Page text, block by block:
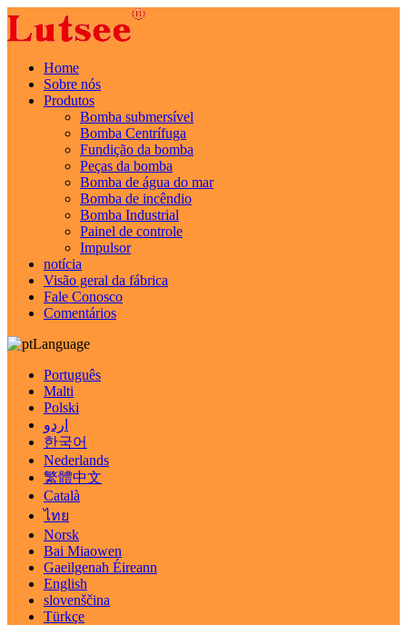
Home
Sobre nós
Produtos
Bomba submersível
Bomba Centrífuga
Fundição da bomba
Peças da bomba
Bomba de água do mar
Bomba de incêndio
Bomba Industrial
Painel de controle
Impulsor
notícia
Visão geral da fábrica
Fale Conosco
Comentários
Language
Português
Malti
Polski
اردو
한국어
Nederlands
繁體中文
Català
ไทย
Norsk
Bai Miaowen
Gaeilgenah Éireann
English
slovenščina
Türkçe